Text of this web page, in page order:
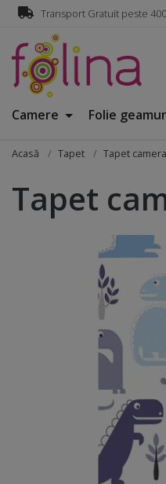
Transport Gratuit peste
Camere Folie
Acasă Tapet Tapet
Tapet